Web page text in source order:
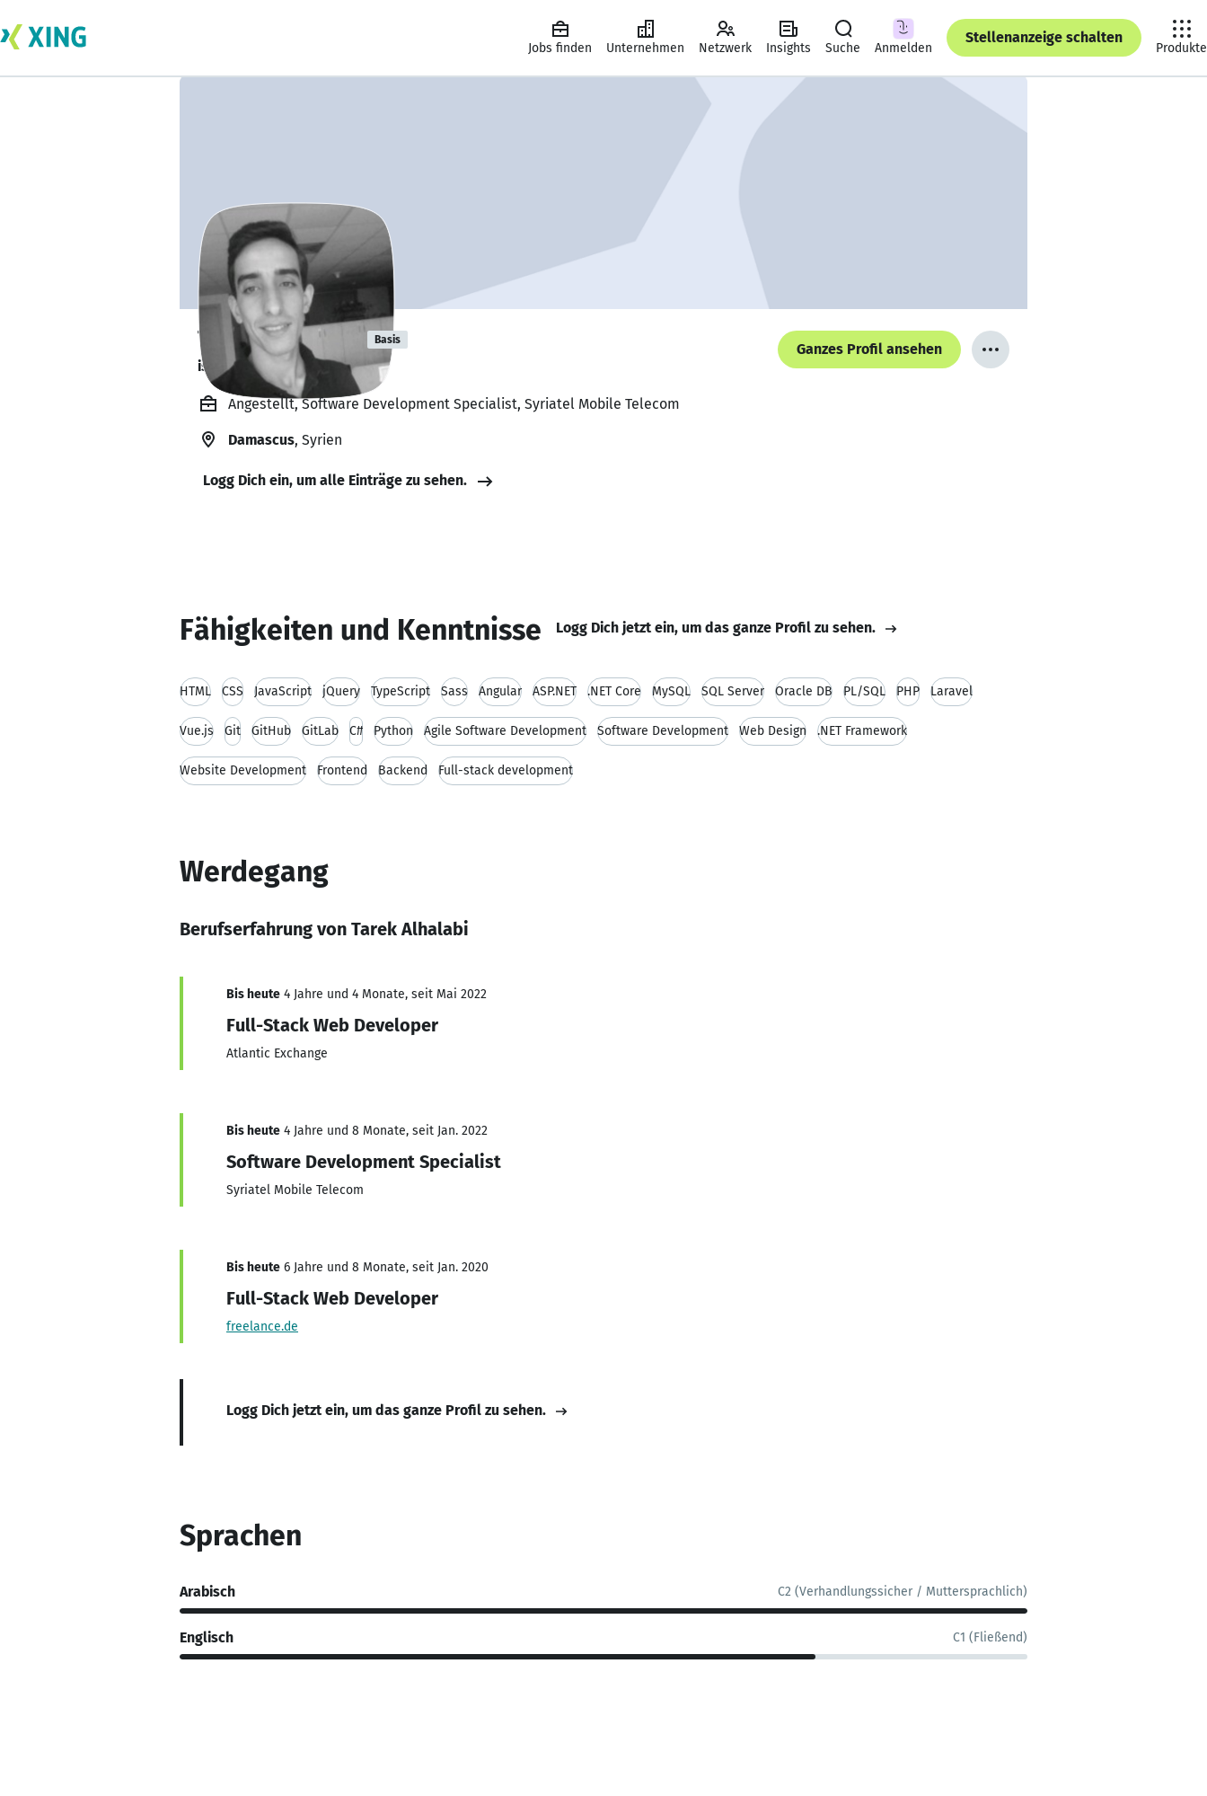
Jobs finden Unternehmen Netzwerk Insights Suche Anmelden
Stellenanzeige schalten
Produkte
Tarek Alhalabi Basis
is available. ✅
Ganzes Profil ansehen
Angestellt, Software Development Specialist, Syriatel Mobile Telecom
Damascus, Syrien
Logg Dich ein, um alle Einträge zu sehen.
Fähigkeiten und Kenntnisse Logg Dich jetzt ein, um das ganze Profil zu sehen.
HTML CSS JavaScript jQuery TypeScript Sass Angular ASP.NET .NET Core MySQL SQL Server Oracle DB PL/SQL PHP Laravel
Vue.js Git GitHub GitLab C# Python Agile Software Development Software Development Web Design .NET Framework
Website Development Frontend Backend Full-stack development
Werdegang
Berufserfahrung von Tarek Alhalabi
Bis heute 4 Jahre und 4 Monate, seit Mai 2022
Full-Stack Web Developer
Atlantic Exchange
Bis heute 4 Jahre und 8 Monate, seit Jan. 2022
Software Development Specialist
Syriatel Mobile Telecom
Bis heute 6 Jahre und 8 Monate, seit Jan. 2020
Full-Stack Web Developer
freelance.de
Logg Dich jetzt ein, um das ganze Profil zu sehen.
Sprachen
Arabisch C2 (Verhandlungssicher / Muttersprachlich)
Englisch C1 (Fließend)